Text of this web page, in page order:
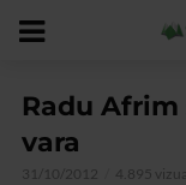
Radu
vara
31/10/2012 4.895